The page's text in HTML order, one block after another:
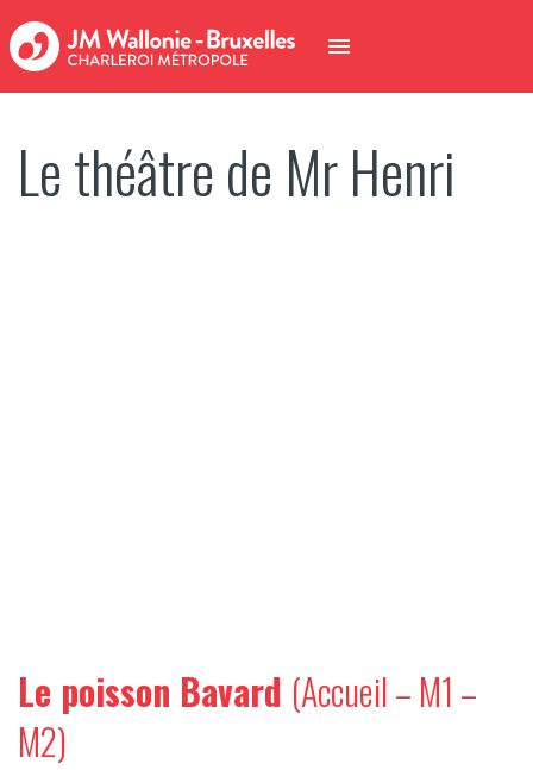
Le théâtre de Mr Henri
Le poisson Bavard (Accueil – M1 –
M2)